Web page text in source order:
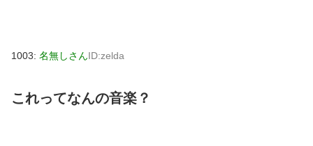
1003: 名無しさんID:zelda
これってなんの音楽？